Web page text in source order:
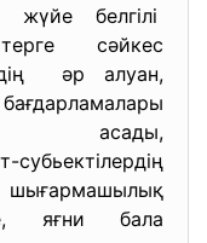
белгілі
сәйкес
әр алуан,
асады,
субьектілердің
шығармашылық
яғни бала